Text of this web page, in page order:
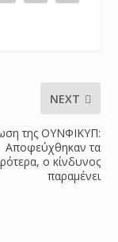
NEXT
της ΟΥΝΦΙΚΥΠ:
Αποφεύχθηκαν τα
ο κίνδυνος
παραμένει